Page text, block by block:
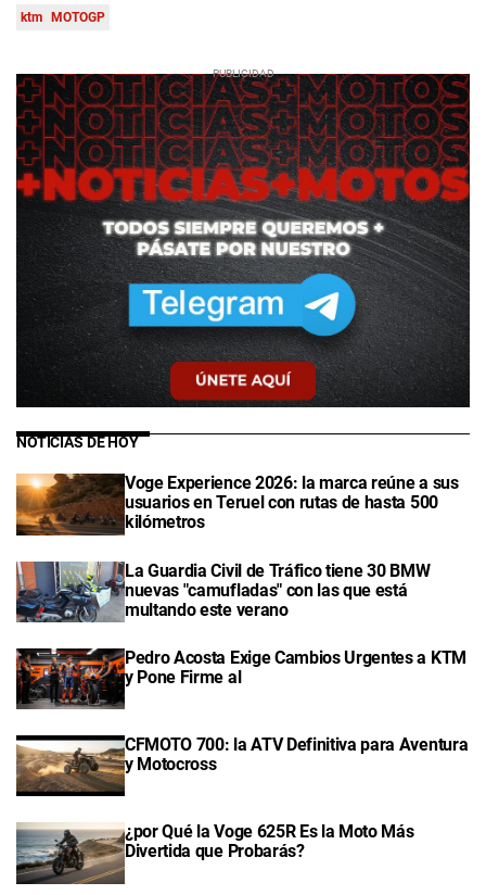
ktm MOTOGP
NOTICIAS DE HOY
Voge Experience 2026: la marca reúne a sus
usuarios en Teruel con rutas de hasta 500
kilómetros
La Guardia Civil de Tráfico tiene 30 BMW
nuevas "camufladas" con las que está
multando este verano
Pedro Acosta Exige Cambios Urgentes a KTM
y Pone Firme al
CFMOTO 700: la ATV Definitiva para Aventura
y Motocross
¿por Qué la Voge 625R Es la Moto Más
Divertida que Probarás?